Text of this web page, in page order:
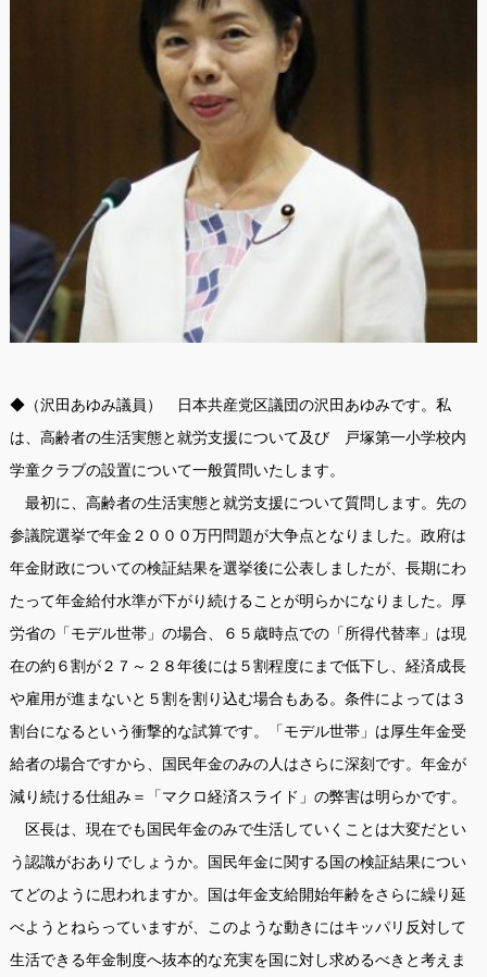
◆（沢田あゆみ議員） 日本共産党区議団の沢田あゆみです。私
は、高齢者の生活実態と就労支援について及び 戸塚第一小学校内
学童クラブの設置について一般質問いたします。
最初に、高齢者の生活実態と就労支援について質問します。先の
参議院選挙で年金２０００万円問題が大争点となりました。政府は
年金財政についての検証結果を選挙後に公表しましたが、長期にわ
たって年金給付水準が下がり続けることが明らかになりました。厚
労省の「モデル世帯」の場合、６５歳時点での「所得代替率」は現
在の約６割が２７～２８年後には５割程度にまで低下し、経済成長
や雇用が進まないと５割を割り込む場合もある。条件によっては３
割台になるという衝撃的な試算です。「モデル世帯」は厚生年金受
給者の場合ですから、国民年金のみの人はさらに深刻です。年金が
減り続ける仕組み＝「マクロ経済スライド」の弊害は明らかです。
区長は、現在でも国民年金のみで生活していくことは大変だとい
う認識がおありでしょうか。国民年金に関する国の検証結果につい
てどのように思われますか。国は年金支給開始年齢をさらに繰り延
べようとねらっていますが、このような動きにはキッパリ反対して
生活できる年金制度へ抜本的な充実を国に対し求めるべきと考えま